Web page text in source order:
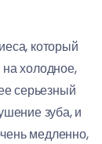
который
холодное,
серьезный
зуба, и
медленно,